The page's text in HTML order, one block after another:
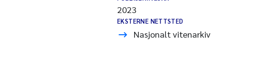
2023
EKSTERNE NETTSTED
Nasjonalt vitenarkiv